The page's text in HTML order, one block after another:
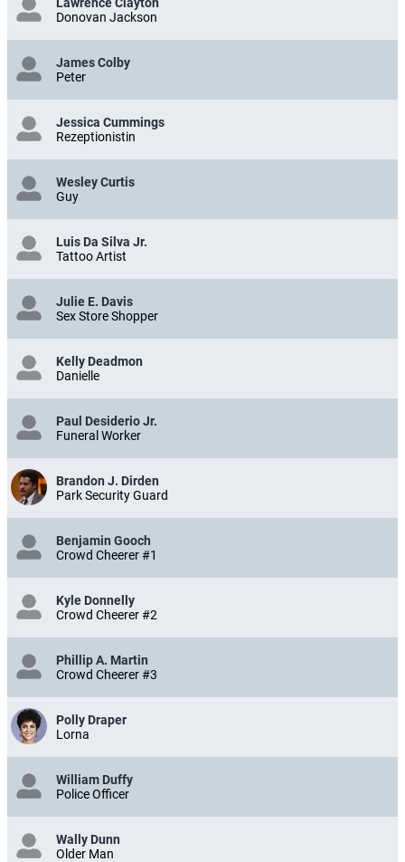
Donovan Jackson
James Colby
Peter
Jessica Cummings
Rezeptionistin
Wesley Curtis
Guy
Luis Da Silva Jr.
Tattoo Artist
Julie E. Davis
Sex Store Shopper
Kelly Deadmon
Danielle
Paul Desiderio Jr.
Funeral Worker
Brandon J. Dirden
Park Security Guard
Benjamin Gooch
Crowd Cheerer #1
Kyle Donnelly
Crowd Cheerer #2
Phillip A. Martin
Crowd Cheerer #3
Polly Draper
Lorna
William Duffy
Police Officer
Wally Dunn
Older Man